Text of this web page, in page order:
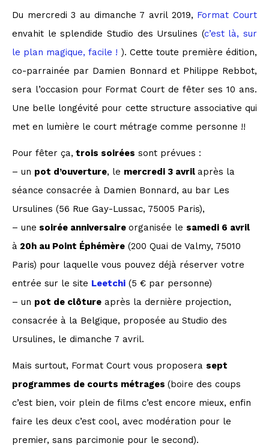
Du mercredi 3 au dimanche 7 avril 2019, Format Court
envahit le splendide Studio des Ursulines (c’est là, sur
le plan magique, facile ! ). Cette toute première édition,
co-parrainée par Damien Bonnard et Philippe Rebbot,
sera l’occasion pour Format Court de fêter ses 10 ans.
Une belle longévité pour cette structure associative qui
met en lumière le court métrage comme personne !!
Pour fêter ça, trois soirées sont prévues :
– un pot d’ouverture, le mercredi 3 avril après la
séance consacrée à Damien Bonnard, au bar Les
Ursulines (56 Rue Gay-Lussac, 75005 Paris),
– une soirée anniversaire organisée le samedi 6 avril
à 20h au Point Éphémère (200 Quai de Valmy, 75010
Paris) pour laquelle vous pouvez déjà réserver votre
entrée sur le site Leetchi (5 € par personne)
– un pot de clôture après la dernière projection,
consacrée à la Belgique, proposée au Studio des
Ursulines, le dimanche 7 avril.
Mais surtout, Format Court vous proposera sept
programmes de courts métrages (boire des coups
c’est bien, voir plein de films c’est encore mieux, enfin
faire les deux c’est cool, avec modération pour le
premier, sans parcimonie pour le second).